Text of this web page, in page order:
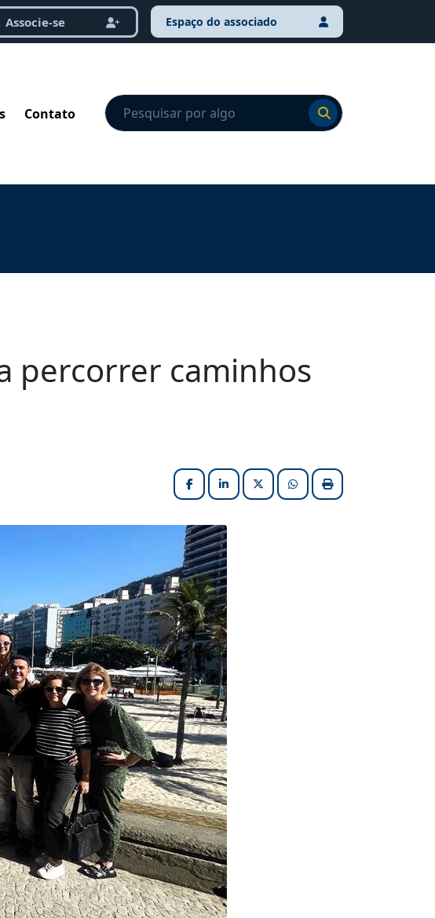
Espaço do associado
Associe-se
Contato
Ir para o resultado
Ir para o resultado
percorrer caminhos
FacebookLinkedInX (formerly Twitter)Imprimir matéria